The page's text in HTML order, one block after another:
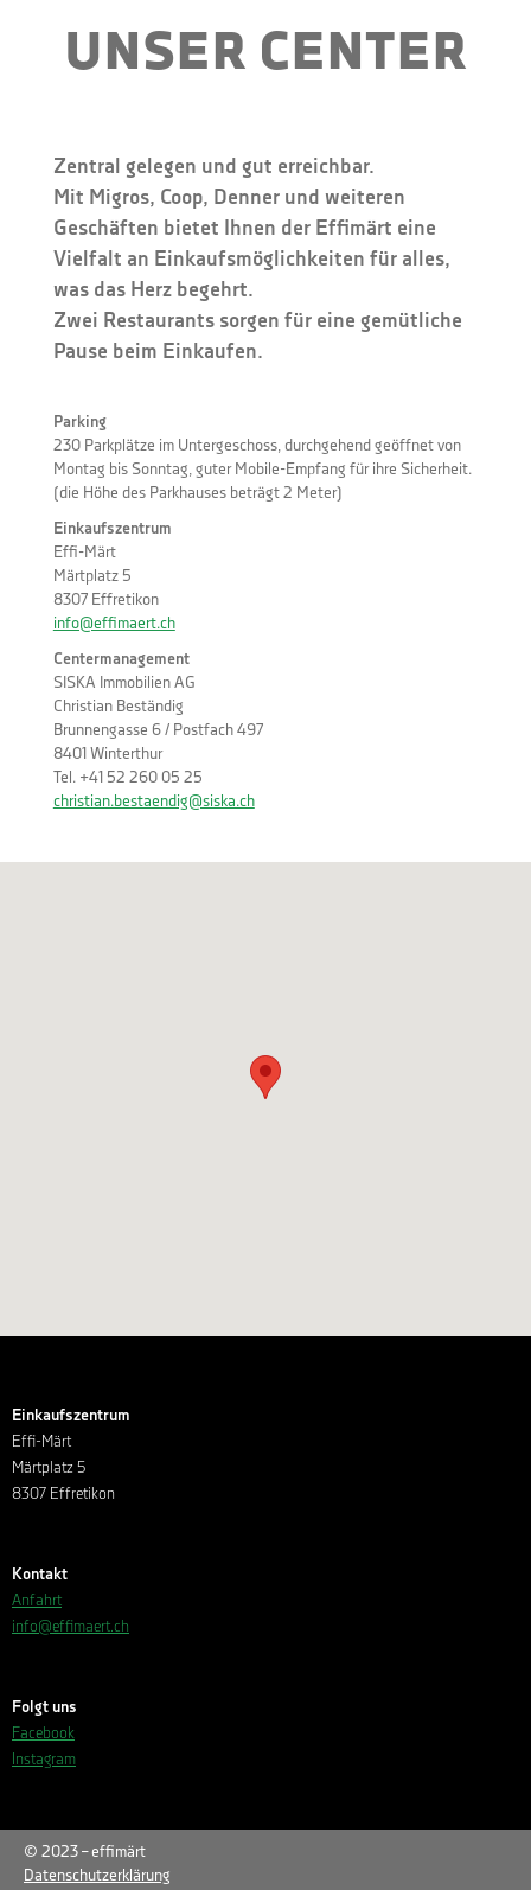
UNSER CENTER
Zentral gelegen und gut erreichbar.
Mit Migros, Coop, Denner und weiteren
Geschäften bietet Ihnen der Effimärt eine
Vielfalt an Einkaufsmöglichkeiten für alles,
was das Herz begehrt.
Zwei Restaurants sorgen für eine gemütliche
Pause beim Einkaufen.
Parking
230 Parkplätze im Untergeschoss, durchgehend geöffnet von
Montag bis Sonntag, guter Mobile-Empfang für ihre Sicherheit.
(die Höhe des Parkhauses beträgt 2 Meter)
Einkaufszentrum
Effi-Märt
Märtplatz 5
8307 Effretikon
info@effimaert.ch
Centermanagement
SISKA Immobilien AG
Christian Beständig
Brunnengasse 6 / Postfach 497
8401 Winterthur
Tel. +41 52 260 05 25
christian.bestaendig@siska.ch
Einkaufszentrum
Effi-Märt
Märtplatz 5
8307 Effretikon
Kontakt
Anfahrt
info@effimaert.ch
Folgt uns
Facebook
Instagram
© 2023 – effimärt
Datenschutzerklärung